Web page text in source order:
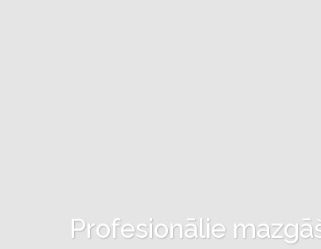
Profesionālie